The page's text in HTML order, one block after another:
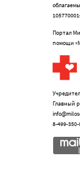
Портал
помощи
Главный
8-499-